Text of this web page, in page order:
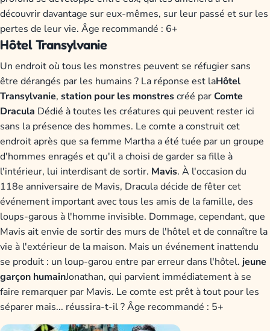
découvrir davantage sur eux-mêmes, sur leur passé et sur les
pertes de leur vie. Âge recommandé : 6+
Hôtel Transylvanie
Un endroit où tous les monstres peuvent se réfugier sans
être dérangés par les humains ? La réponse est laHôtel
Transylvanie, station pour les monstrescréé parComte
Dracula Dédié à toutes les créatures qui peuvent rester ici
sans la présence des hommes. Le comte a construit cet
endroit après que sa femme Martha a été tuée par un groupe
d'hommes enragés et qu'il a choisi de garder sa fille à
l'intérieur, lui interdisant de sortir. Mavis. À l'occasion du
118e anniversaire de Mavis, Dracula décide de fêter cet
événement important avec tous les amis de la famille, des
loups-garous à l'homme invisible. Dommage, cependant, que
Mavis ait envie de sortir des murs de l'hôtel et de connaître la
vie à l'extérieur de la maison. Mais un événement inattendu
se produit : un loup-garou entre par erreur dans l'hôtel. jeune
garçon humainJonathan, qui parvient immédiatement à se
faire remarquer par Mavis. Le comte est prêt à tout pour les
séparer mais... réussira-t-il ? Âge recommandé : 5+